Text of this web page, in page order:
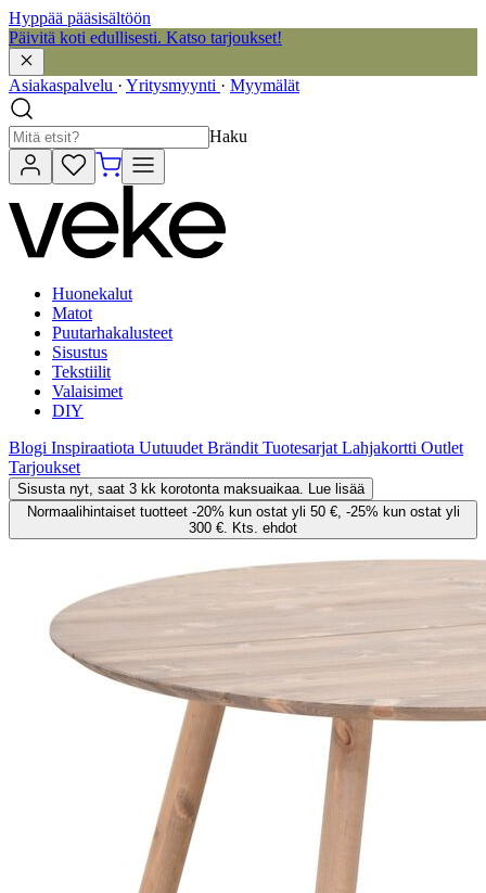
Hyppää pääsisältöön
Päivitä koti edullisesti. Katso tarjoukset!
Asiakaspalvelu · Yritysmyynti · Myymälät
Haku
Huonekalut
Matot
Puutarhakalusteet
Sisustus
Tekstiilit
Valaisimet
DIY
Blogi Inspiraatiota Uutuudet Brändit Tuotesarjat Lahjakortti Outlet
Tarjoukset
Sisusta nyt, saat 3 kk korotonta maksuaikaa. Lue lisää
Normaalihintaiset tuotteet -20% kun ostat yli 50 €, -25% kun ostat yli
300 €. Kts. ehdot